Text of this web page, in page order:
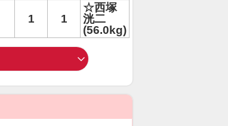
1 1
☆西塚
洸二
(56.0kg)